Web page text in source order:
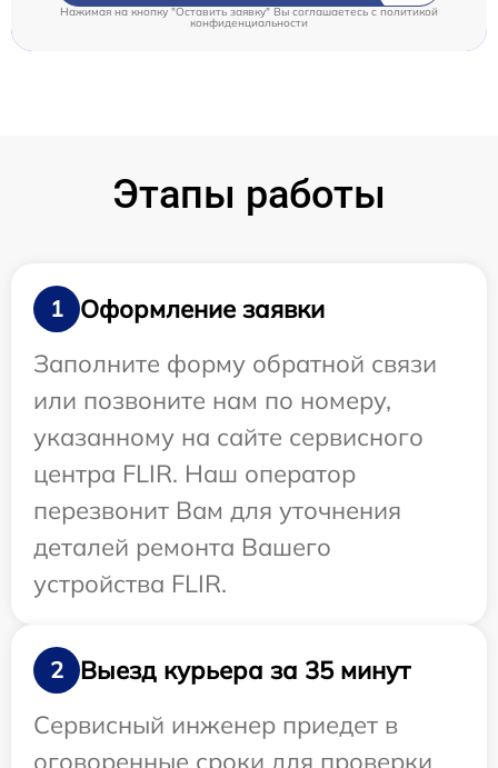
Нажимая на кнопку "Оставить заявку" Вы соглашаетесь c политикой
конфиденциальности
Этапы работы
1
Оформление заявки
Заполните форму обратной связи
или позвоните нам по номеру,
указанному на сайте сервисного
центра FLIR. Наш оператор
перезвонит Вам для уточнения
деталей ремонта Вашего
устройства FLIR.
2
Выезд курьера за 35 минут
Сервисный инженер приедет в
оговоренные сроки для проверки